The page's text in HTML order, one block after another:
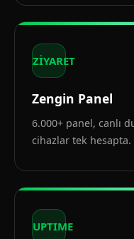
ZİYARET
Zengin Panel
6.000+ panel, canlı
cihazlar tek hesapta.
UPTIME